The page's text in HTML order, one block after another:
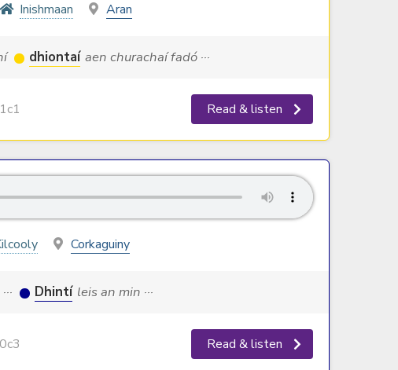
Inishmaan Aran
dhiontaí aen churachaí fadó ···
Read & listen
Corkaguiny
··· Dhintí leis an min ···
Read & listen